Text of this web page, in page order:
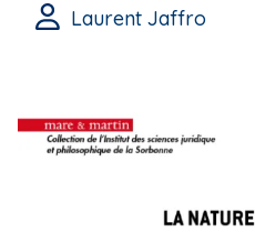
Laurent Jaffro